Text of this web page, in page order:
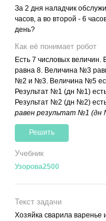
За 2 дня наладчик
часов, а во второй - 6
день?
Как её понимает робот
Есть 7 числовых
равна 8. Величина №3
№2 и №3. Величина №5
Результат №1 (дн №1)
Результат №2 (дн №2)
равен результат №1
Решить
Учебник
Узорова2500
Текст задачи
Хозяйка сварила варенье